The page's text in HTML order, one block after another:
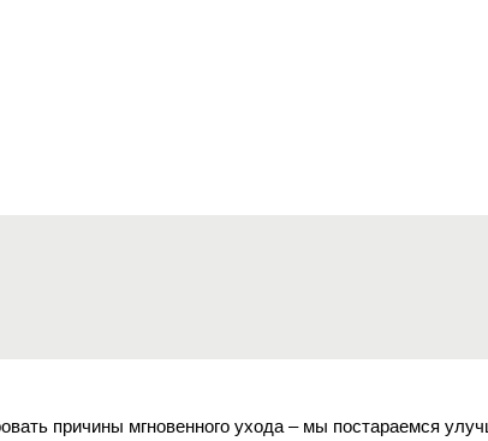
причины мгновенного ухода – мы постараемся